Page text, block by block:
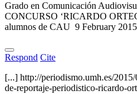
Grado en Comunicación
CONCURSO ‘RICARDO
alumnos de CAU 9 February
Respond Cite
[...] http://periodismo.umh.es/
de-reportaje-periodistico-ricardo-